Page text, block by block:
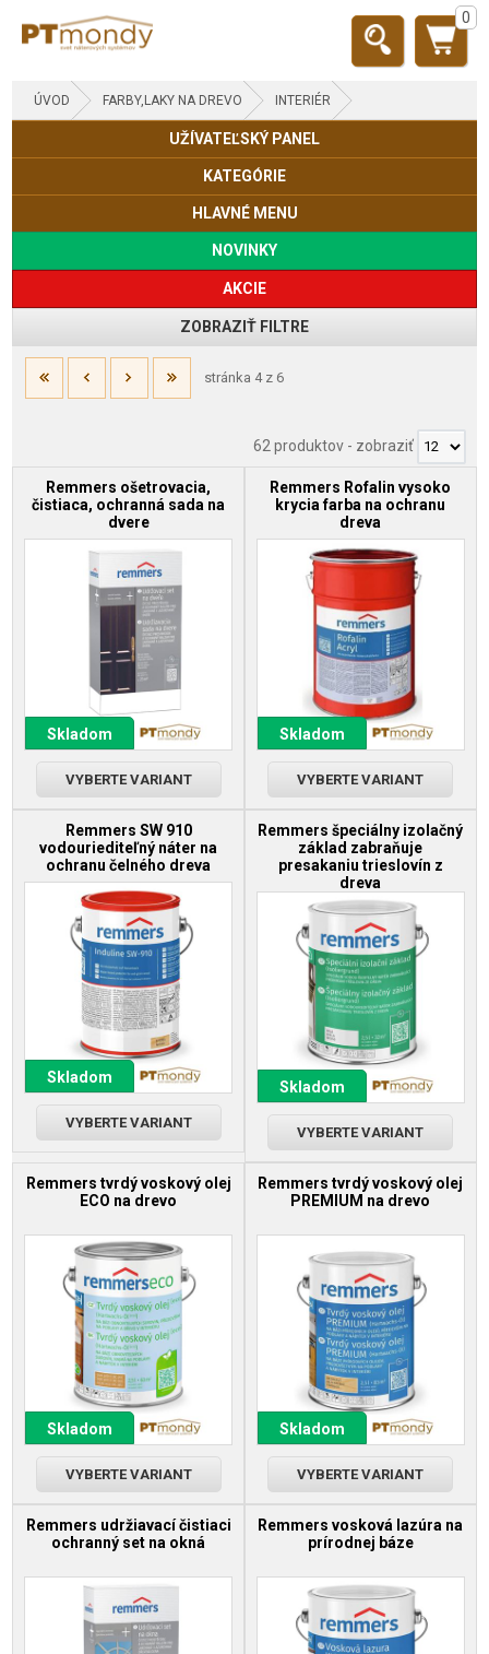
0
ÚVOD FARBY,LAKY NA DREVO INTERIÉR
UŽÍVATEĽSKÝ PANEL
KATEGÓRIE
HLAVNÉ MENU
NOVINKY
AKCIE
ZOBRAZIŤ FILTRE
stránka 4 z 6
62 produktov- zobraziť
Remmers ošetrovacia,
čistiaca, ochranná sada na
dvere
Skladom
VYBERTE VARIANT
Remmers Rofalin vysoko
krycia farba na ochranu
dreva
Skladom
VYBERTE VARIANT
Remmers SW 910
vodouriediteľný náter na
ochranu čelného dreva
Skladom
VYBERTE VARIANT
Remmers špeciálny izolačný
základ zabraňuje
presakaniu trieslovín z
dreva
Skladom
VYBERTE VARIANT
Remmers tvrdý voskový olej
ECO na drevo
Skladom
VYBERTE VARIANT
Remmers tvrdý voskový olej
PREMIUM na drevo
Skladom
VYBERTE VARIANT
Remmers udržiavací čistiaci
ochranný set na okná
Remmers vosková lazúra na
prírodnej báze